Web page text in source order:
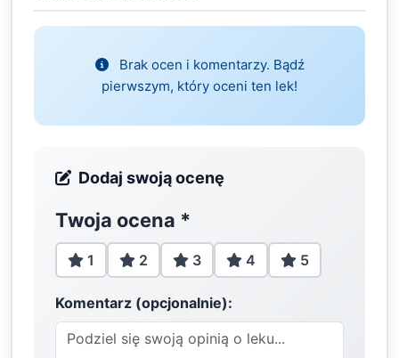
Brak ocen i komentarzy. Bądź
pierwszym, który oceni ten lek!
Dodaj swoją ocenę
Twoja ocena *
1 2 3 4 5
Komentarz (opcjonalnie):